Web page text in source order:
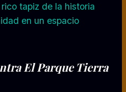
tapiz de la historia
en un espacio
El Parque Tierra